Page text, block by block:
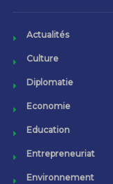
Actualités
Culture
Diplomatie
Economie
Education
Entrepreneuriat
Environnement